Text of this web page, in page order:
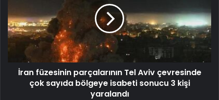
İran füzesinin parçalarının Tel Aviv çevresinde
çok sayıda bölgeye isabeti sonucu 3 kişi
yaralandı